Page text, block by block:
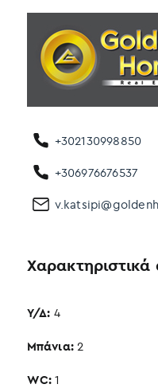
+302130998850
+306976676537
Χαρακτηριστικά
Υ/Δ: 4
Μπάνια:2
WC:1